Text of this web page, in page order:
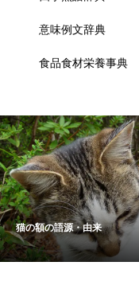
意味例文辞典
食品食材栄養事典
猫の額の語源・由来